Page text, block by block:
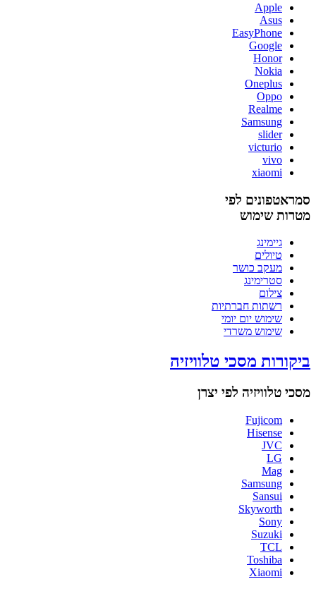
Apple
Asus
EasyPhone
Google
Honor
Nokia
Oneplus
Oppo
Realme
Samsung
slider
victurio
vivo
xiaomi
סמראטפונים לפי
מטרות שימוש
גיימינג
טיולים
מעקב כושר
סטרימינג
צילום
רשתות חברתיות
שימוש יום יומי
שימוש משרדי
ביקורות מסכי טלוויזיה
מסכי טלוויזיה לפי יצרן
Fujicom
Hisense
JVC
LG
Mag
Samsung
Sansui
Skyworth
Sony
Suzuki
TCL
Toshiba
Xiaomi